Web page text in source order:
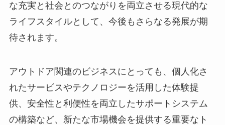
な充実と社会とのつながりを両立させる現代的な
ライフスタイルとして、今後もさらなる発展が期
待されます。
アウトドア関連のビジネスにとっても、個人化さ
れたサービスやテクノロジーを活用した体験提
供、安全性と利便性を両立したサポートシステム
の構築など、新たな市場機会を提供する重要なト